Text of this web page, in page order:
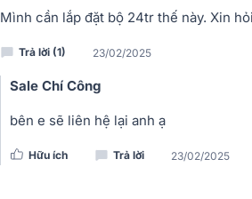
Mình cần lắp đặt bộ 24tr thế này. Xin
Trả lời (1) 23/02/2025
Sale Chí Công
bên e sẽ liên hệ lại anh ạ
Hữu ích Trả lời 23/02/2025